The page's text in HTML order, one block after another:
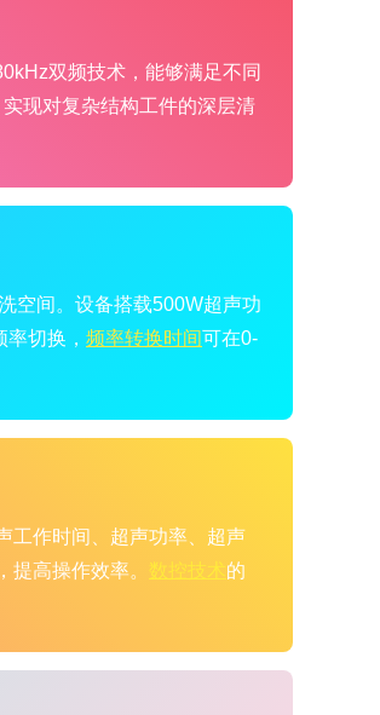
双频技术，能够满足不同
实现对复杂结构工件的深层清
空间。设备搭载500W超声功
切换， 频率转换时间可在0-
工作时间、超声功率、超声
高操作效率。 数控技术的